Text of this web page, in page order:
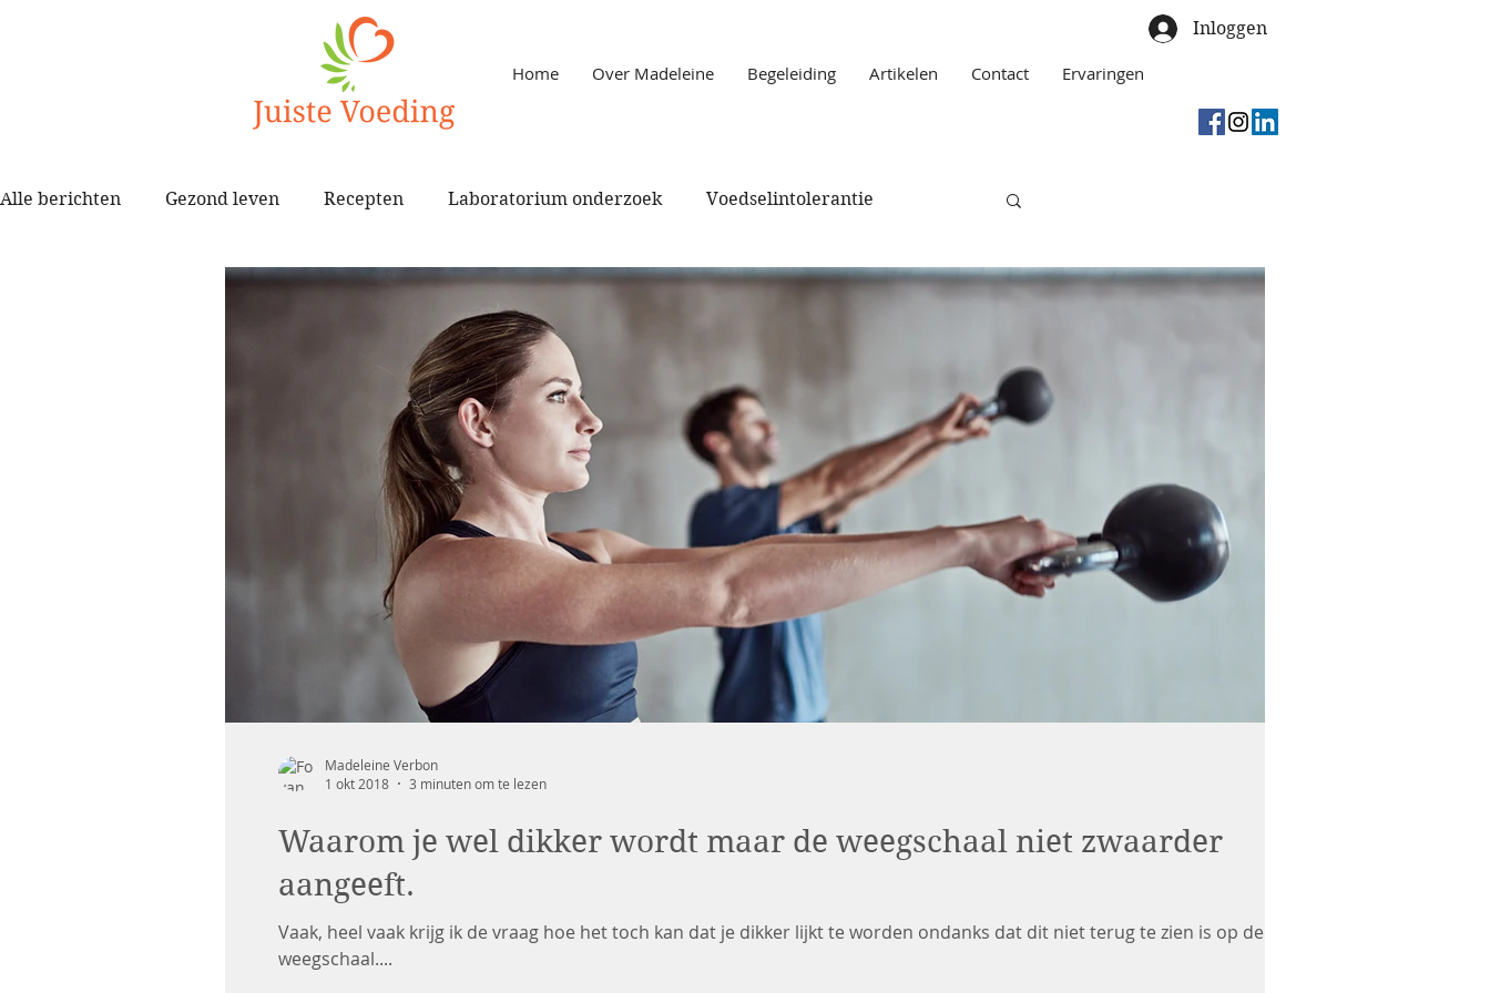
Inloggen
Home Over Madeleine Begeleiding Artikelen Contact Ervaringen
Alle berichten Gezond leven Recepten Laboratorium onderzoek Voedselintolerantie
Darmklachten Gezondheidsklachten Afvallen
Waarom je wel dikker wordt maar de weegschaal niet zwaarder
aangeeft.
Vaak, heel vaak krijg ik de vraag hoe het toch kan dat je dikker lijkt te worden ondanks dat dit niet terug te zien is op de
weegschaal....
Madeleine Verbon
1 okt 2018
3 minuten om te lezen